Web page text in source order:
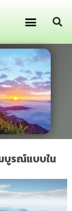
บูรณ์แบบใน